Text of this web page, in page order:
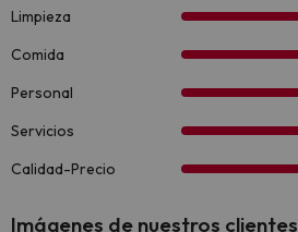
Imágenes de nuestros clientes